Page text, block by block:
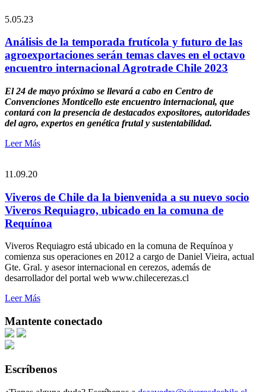
5.05.23
Análisis de la temporada frutícola y futuro de las
agroexportaciones serán temas claves en el octavo
encuentro internacional Agrotrade Chile 2023
El 24 de mayo próximo se llevará a cabo en Centro de
Convenciones Monticello este encuentro internacional, que
contará con la presencia de destacados expositores, autoridades
del agro, expertos en genética frutal y sustentabilidad.
Leer Más
11.09.20
Viveros de Chile da la bienvenida a su nuevo socio
Viveros Requiagro, ubicado en la comuna de
Requínoa
Viveros Requiagro está ubicado en la comuna de Requínoa y
comienza sus operaciones en 2012 a cargo de Daniel Vieira, actual
Gte. Gral. y asesor internacional en cerezos, además de
desarrollador del portal web www.chilecerezas.cl
Leer Más
Mantente conectado
Escríbenos